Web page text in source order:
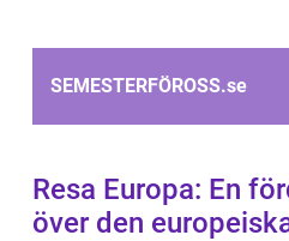
SEMESTERFÖROSS.se
Resa Europa: En
över den